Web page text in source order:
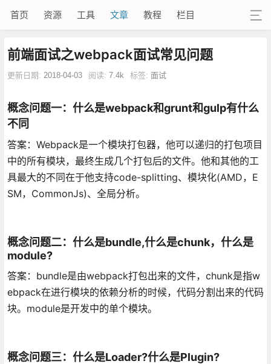
首页 资源 工具 文章 教程 栏目
前端面试之webpack面试常见问题
更新日期: 2018-04-03 阅读: 7.4k 标签: 面试
概念问题一：什么是webpack和grunt和gulp有什么
不同
答案：Webpack是一个模块打包器，他可以递归的打包项目
中的所有模块，最终生成几个打包后的文件。他和其他的工
具最大的不同在于他支持code-splitting、模块化(AMD，E
SM，CommonJs)、全局分析。
概念问题二：什么是bundle,什么是chunk，什么是
module?
答案：bundle是由webpack打包出来的文件，chunk是指w
ebpack在进行模块的依赖分析的时候，代码分割出来的代码
块。module是开发中的单个模块。
概念问题三：什么是Loader?什么是Plugin?